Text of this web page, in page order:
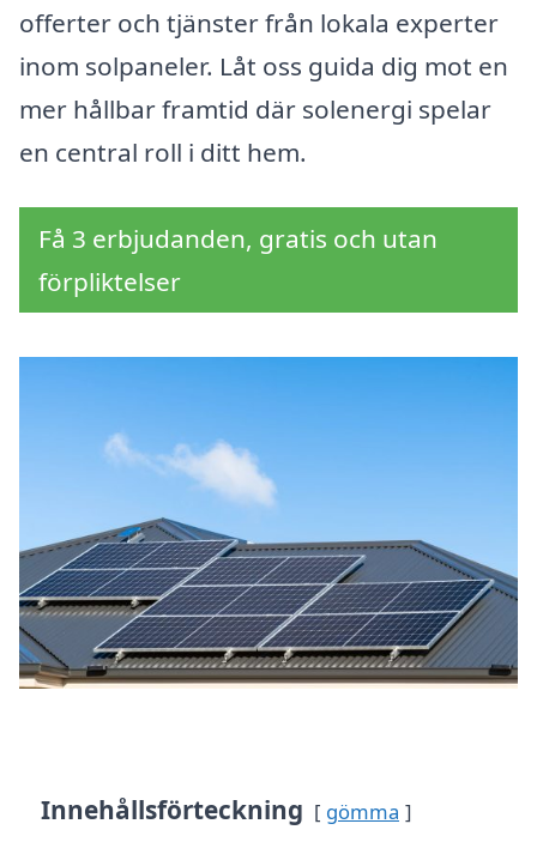
offerter och tjänster från lokala experter
inom solpaneler. Låt oss guida dig mot en
mer hållbar framtid där solenergi spelar
en central roll i ditt hem.
Få 3 erbjudanden, gratis och utan
förpliktelser
Innehållsförteckning gömma